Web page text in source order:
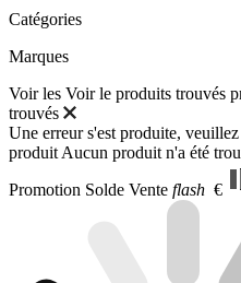
Catégories
Marques
Voir les Voir le produits trouvés
trouvés
Une erreur s'est produite,
produit Aucun produit n'a été
Promotion Solde Vente flash €